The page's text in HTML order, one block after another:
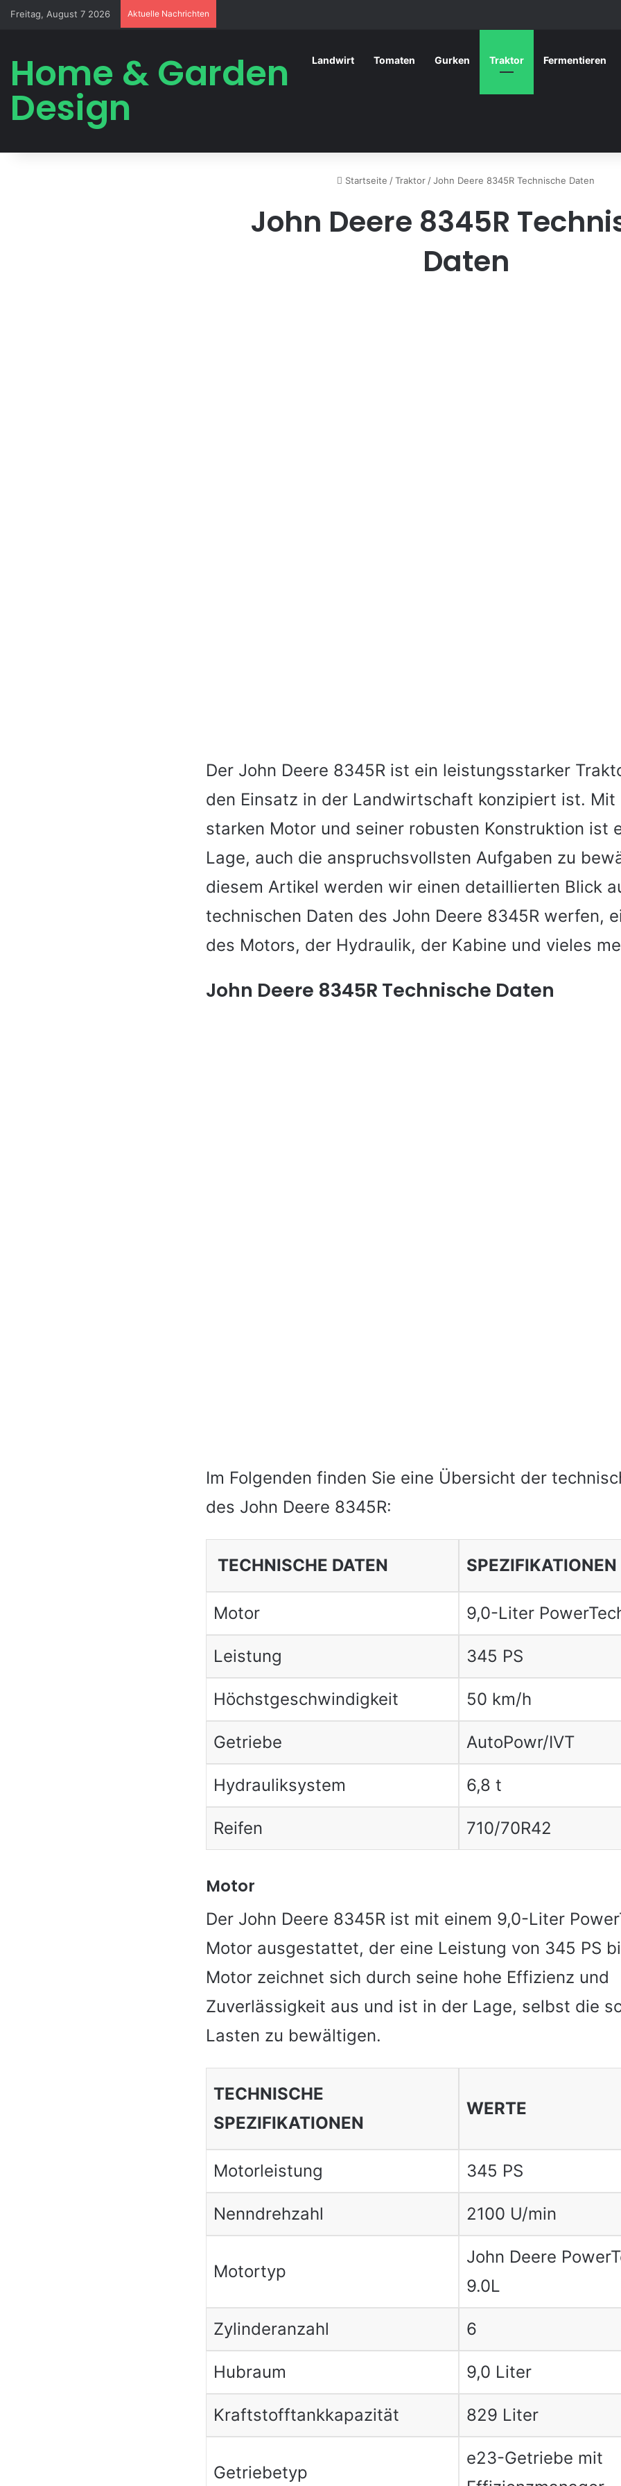
Freitag, August 7 2026 Aktuelle Nachrichten
Home & Garden
Design
Landwirt Tomaten Gurken Traktor Fermentieren
Startseite /Traktor /John Deere 8345R Technische Daten
John Deere 8345R
Daten
Der John Deere 8345R ist ein leistungsstarker
den Einsatz in der Landwirtschaft konzipiert ist. Mit
starken Motor und seiner robusten Konstruktion ist
Lage, auch die anspruchsvollsten Aufgaben zu
diesem Artikel werden wir einen detaillierten Blick
technischen Daten des John Deere 8345R werfen,
des Motors, der Hydraulik, der Kabine und vieles
John Deere 8345R Technische Daten
Im Folgenden finden Sie eine Übersicht der
des John Deere 8345R:
TECHNISCHE DATEN SPEZIFIKATIONEN
Motor 9,0-Liter
Leistung 345 PS
Höchstgeschwindigkeit 50 km/h
Getriebe AutoPowr/IVT
Hydrauliksystem 6,8 t
Reifen 710/70R42
Motor
Der John Deere 8345R ist mit einem 9,0-Liter
Motor ausgestattet, der eine Leistung von 345 PS
Motor zeichnet sich durch seine hohe Effizienz und
Zuverlässigkeit aus und ist in der Lage, selbst die
Lasten zu bewältigen.
TECHNISCHE
SPEZIFIKATIONEN
WERTE
Motorleistung 345 PS
Nenndrehzahl 2100 U/min
Motortyp
John Deere
9.0L
Zylinderanzahl 6
Hubraum 9,0 Liter
Kraftstofftankkapazität 829 Liter
Getriebetyp
e23-Getriebe mit